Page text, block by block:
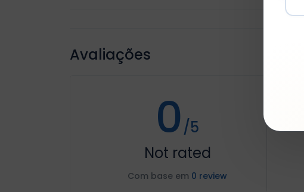
Avaliações
0/5
Not rated
Com base em 0 review